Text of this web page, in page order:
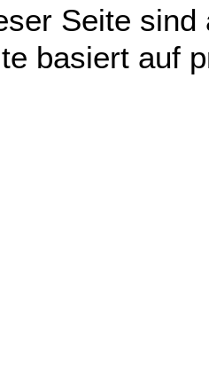
Seite
basiert auf